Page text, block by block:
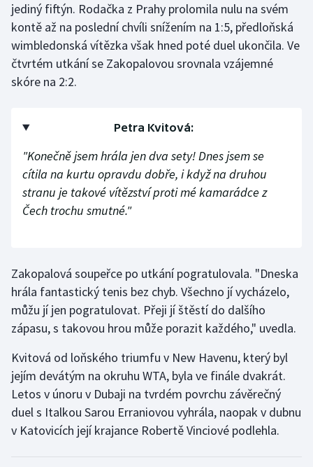
Jezdectví
Judo
Krasobruslení
Lyže a snowboard
Moderní pětiboj
Motorsport
Parasport
Plavání
Plážový volejbal
Ragby
Rychlobruslení
jediný fiftýn. Rodačka z Prahy prolomila nulu na svém
kontě až na poslední chvíli snížením na 1:5, předloňská
wimbledonská vítězka však hned poté duel ukončila. Ve
čtvrtém utkání se Zakopalovou srovnala vzájemné
skóre na 2:2.
Petra Kvitová:
"Konečně jsem hrála jen dva sety! Dnes jsem se
cítila na kurtu opravdu dobře, i když na druhou
stranu je takové vítězství proti mé kamarádce z
Čech trochu smutné."
Zakopalová soupeřce po utkání pogratulovala. "Dneska
hrála fantastický tenis bez chyb. Všechno jí vycházelo,
můžu jí jen pogratulovat. Přeji jí štěstí do dalšího
zápasu, s takovou hrou může porazit každého," uvedla.
Kvitová od loňského triumfu v New Havenu, který byl
jejím devátým na okruhu WTA, byla ve finále dvakrát.
Letos v únoru v Dubaji na tvrdém povrchu závěrečný
duel s Italkou Sarou Erraniovou vyhrála, naopak v dubnu
v Katovicích její krajance Robertě Vinciové podlehla.